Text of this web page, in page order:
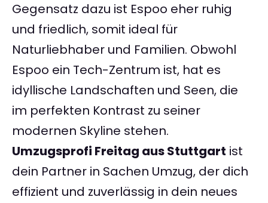
Gegensatz dazu ist Espoo eher ruhig
und friedlich, somit ideal für
Naturliebhaber und Familien. Obwohl
Espoo ein Tech-Zentrum ist, hat es
idyllische Landschaften und Seen, die
im perfekten Kontrast zu seiner
modernen Skyline stehen.
Umzugsprofi Freitag aus Stuttgart ist
dein Partner in Sachen Umzug, der dich
effizient und zuverlässig in dein neues